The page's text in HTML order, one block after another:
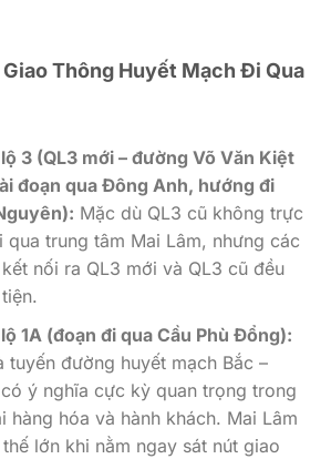
Giao Thông Huyết Mạch Đi Qua
3 (QL3 mới – đường Võ Văn Kiệt
đoạn qua Đông Anh, hướng đi
Mặc dù QL3 cũ không trực
qua trung tâm Mai Lâm, nhưng các
nối ra QL3 mới và QL3 cũ đều
1A (đoạn đi qua Cầu Phù Đổng):
tuyến đường huyết mạch Bắc –
ý nghĩa cực kỳ quan trọng trong
hàng hóa và hành khách. Mai Lâm
lớn khi nằm ngay sát nút giao